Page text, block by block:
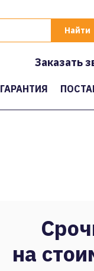
Заказать
ГАРАНТИЯ
на